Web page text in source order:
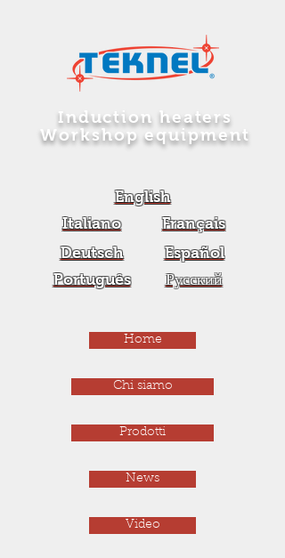
Induction heaters
Workshop equipment
English
Italiano
Français
Deutsch
Español
Português
Русский
Home
Chi siamo
Prodotti
News
Video